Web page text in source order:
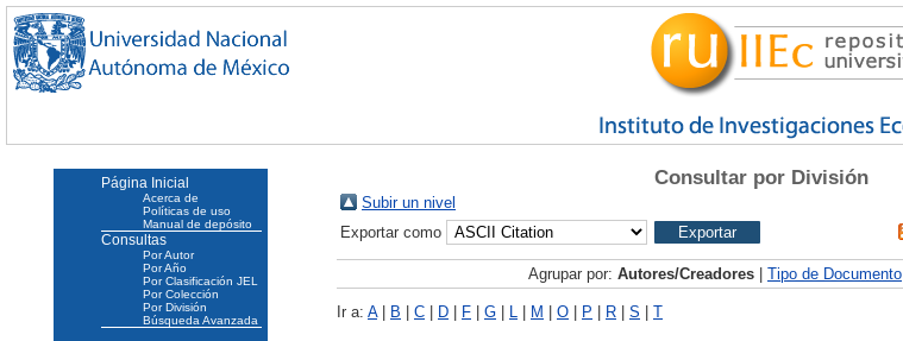
Consultar por División
Subir un nivel
Exportar como
Agrupar por: Autores/Creadores Tipo de Documento
Ir a: A| B C D F G L M O P R S T
Página Inicial
Acerca de
Políticas de uso
Manual de depósito
Consultas
Por Autor
Por Año
Por Clasificación JEL
Por Colección
Por División
Búsqueda Avanzada